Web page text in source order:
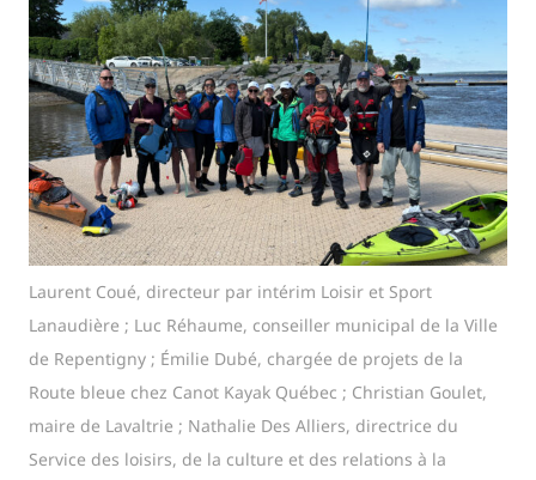
Laurent Coué, directeur par intérim Loisir et Sport
Lanaudière ; Luc Réhaume, conseiller municipal de la Ville
de Repentigny ; Émilie Dubé, chargée de projets de la
Route bleue chez Canot Kayak Québec ; Christian Goulet,
maire de Lavaltrie ; Nathalie Des Alliers, directrice du
Service des loisirs, de la culture et des relations à la